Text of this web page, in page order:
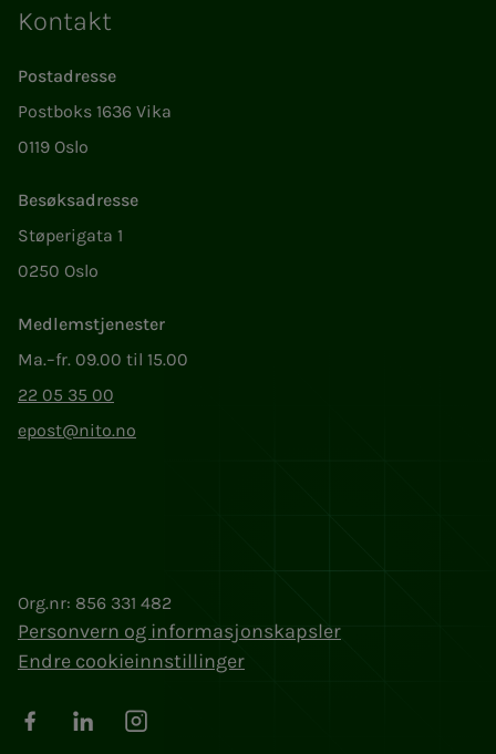
Kontakt
Postadresse
Postboks 1636 Vika
0119 Oslo
Besøksadresse
Støperigata 1
0250 Oslo
Medlemstjenester
Ma.–fr. 09.00 til 15.00
22 05 35 00
epost@nito.no
Org.nr: 856 331 482
Personvern og informasjonskapsler
Endre cookieinnstillinger
FacebookLinkedInInstagram